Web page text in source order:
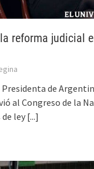
reforma judicial
de
al Congreso de la
ley [...]